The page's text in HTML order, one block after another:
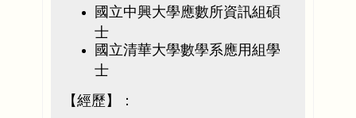
國立中興大學應數所資訊組碩
士
國立清華大學數學系應用組學
士
【經歷】：